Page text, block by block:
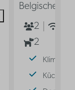
Belgische
2
2
Küche